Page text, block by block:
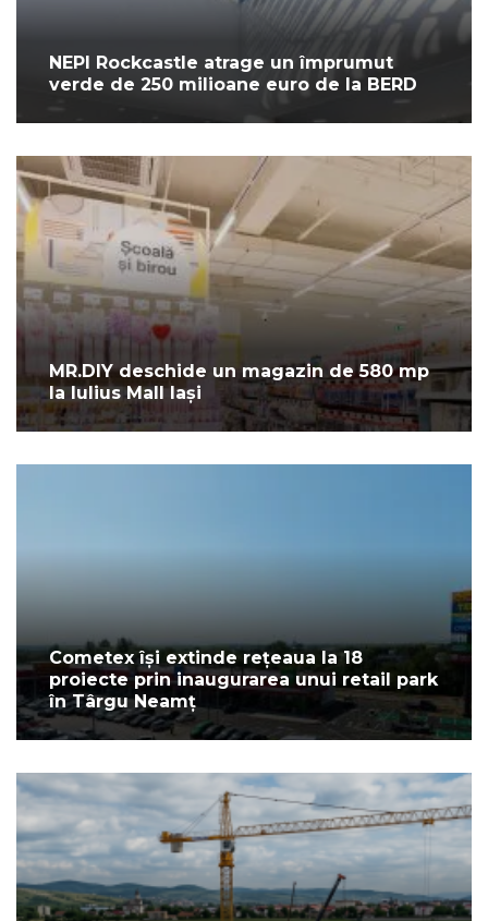
NEPI Rockcastle atrage un împrumut
verde de 250 milioane euro de la BERD
MR.DIY deschide un magazin de 580 mp
la Iulius Mall Iași
Cometex își extinde rețeaua la 18
proiecte prin inaugurarea unui retail park
în Târgu Neamț